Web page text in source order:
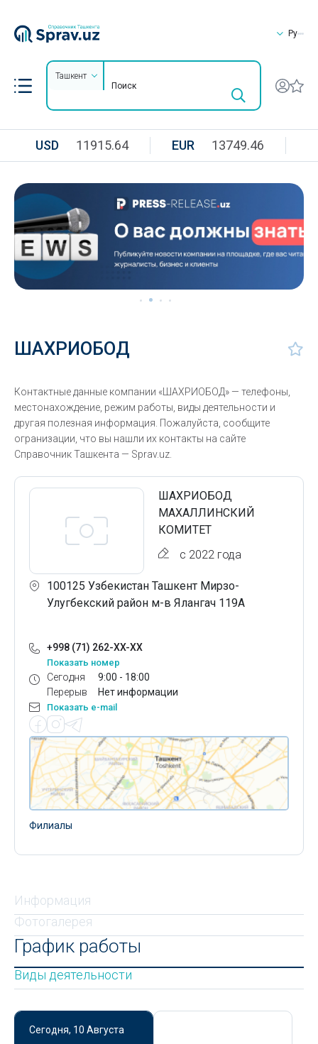
Ру
Ташкент
USD 11915.64 EUR 13749.46
ШАХРИОБОД
Контактные данные компании «ШАХРИОБОД» — телефоны,
местонахождение, режим работы, виды деятельности и
другая полезная информация. Пожалуйста, сообщите
огранизации, что вы нашли их контакты на сайте
Справочник Ташкента — Sprav.uz.
ШАХРИОБОД
МАХАЛЛИНСКИЙ
КОМИТЕТ
с 2022 года
100125 Узбекистан Ташкент Мирзо-
Улугбекский район м-в Ялангач 119А
+998 (71) 262-XX-XX
Показать номер
Сегодня
Перерыв
9:00 - 18:00
Нет информации
Показать e-mail
Филиалы
Информация
Фотогалерея
График работы
Виды деятельности
Сегодня, 10 Августа